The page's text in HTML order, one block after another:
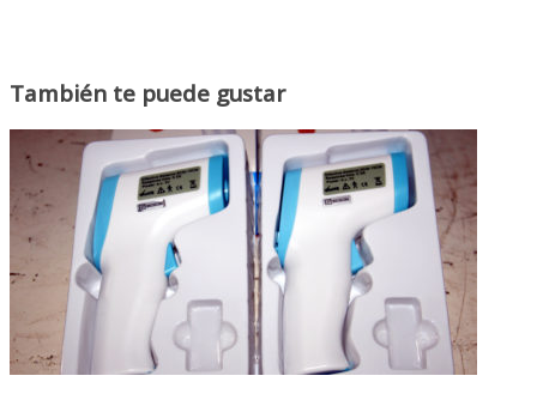
También te puede gustar